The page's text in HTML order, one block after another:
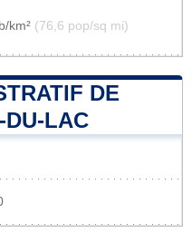
km² (76,6 pop/sq mi)
DE
DU-LAC